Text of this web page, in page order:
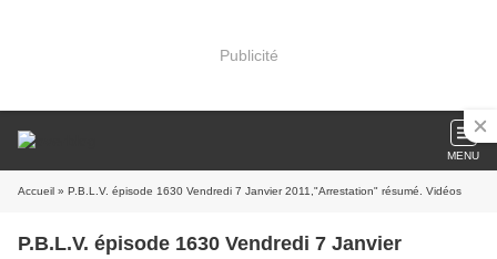
Publicité
MENU
Accueil » P.B.L.V. épisode 1630 Vendredi 7 Janvier 2011,"Arrestation" résumé. Vidéos
P.B.L.V. épisode 1630 Vendredi 7 Janvier